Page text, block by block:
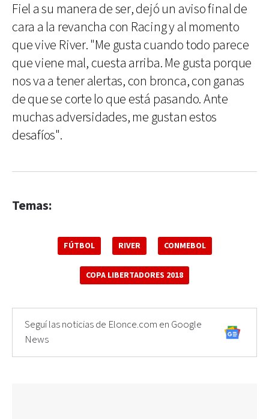
Fiel a su manera de ser, dejó un aviso final de
cara a la revancha con Racing y al momento
que vive River. "Me gusta cuando todo parece
que viene mal, cuesta arriba. Me gusta porque
nos va a tener alertas, con bronca, con ganas
de que se corte lo que está pasando. Ante
muchas adversidades, me gustan estos
desafíos".
Temas:
FÚTBOL RIVER CONMEBOL
COPA LIBERTADORES 2018
Seguí las noticias de Elonce.com en Google
News